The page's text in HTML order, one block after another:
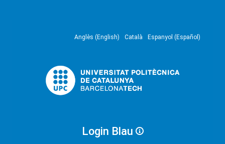
Anglès (English) Català Espanyol (Español)
Login Blau